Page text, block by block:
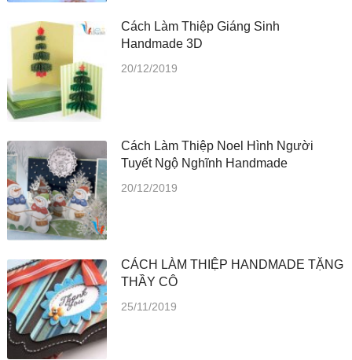
Cách Làm Thiệp Giáng Sinh
Handmade 3D
20/12/2019
Cách Làm Thiệp Noel Hình Người
Tuyết Ngộ Nghĩnh Handmade
20/12/2019
CÁCH LÀM THIỆP HANDMADE TẶNG
THẦY CÔ
25/11/2019